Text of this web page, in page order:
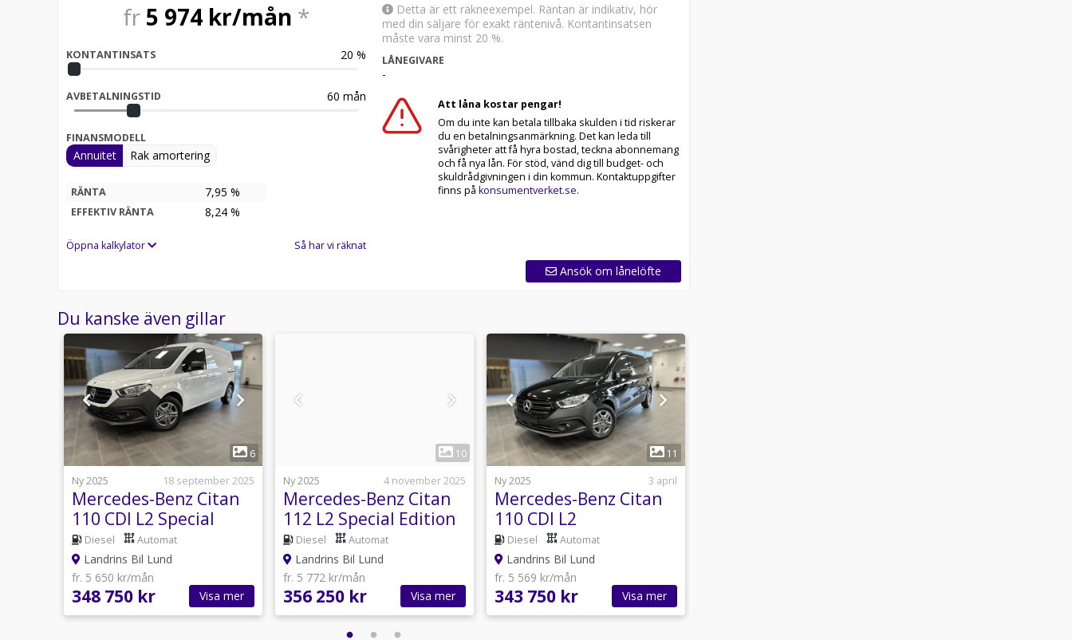
fr 5 974kr/mån *
KONTANTINSATS 20 %
AVBETALNINGSTID 60 mån
FINANSMODELL
Annuitet Rak amortering
RÄNTA 7,95 %
EFFEKTIV RÄNTA 8,24 %
Öppna kalkylator Så har vi räknat
Detta är ett räkneexempel. Räntan är indikativ, hör
med din säljare för exakt räntenivå. Kontantinsatsen
måste vara minst 20 %.
LÅNEGIVARE
-
Att låna kostar pengar!
Om du inte kan betala tillbaka skulden i tid riskerar
du en betalningsanmärkning. Det kan leda till
svårigheter att få hyra bostad, teckna abonnemang
och få nya lån. För stöd, vänd dig till budget- och
skuldrådgivningen i din kommun. Kontaktuppgifter
finns på konsumentverket.se.
Ansök om lånelöfte
Du kanske även gillar
1
6
Ny 2025
18 september 2025
Mercedes-Benz Citan
110 CDI L2 Special
Edition Drag Automat
Diesel Automat
Landrins Bil Lund
fr. 5 650 kr/mån
348 750 kr Visa mer
10
Ny 2025
4 november 2025
Mercedes-Benz Citan
112 L2 Special Edition
Skjutdörr Hög+Vän
Diesel Automat
Landrins Bil Lund
fr. 5 772 kr/mån
356 250 kr Visa mer
1
11
Ny 2025
3 april
Mercedes-Benz Citan
110 CDI L2
SPECIALEDITON
AUTOMAT DRAG
SKJUTDÖRR VÄNSTER
Diesel Automat
Landrins Bil Lund
fr. 5 569 kr/mån
343 750 kr Visa mer